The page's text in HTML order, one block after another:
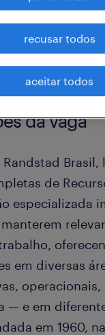
da vaga
Randstad
de
especializada
em diversas
operacionais,
— e em
em 1960,
recusar todos
aceitar todos